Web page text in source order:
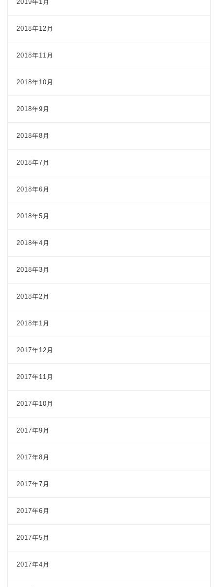
2019年1月
2018年12月
2018年11月
2018年10月
2018年9月
2018年8月
2018年7月
2018年6月
2018年5月
2018年4月
2018年3月
2018年2月
2018年1月
2017年12月
2017年11月
2017年10月
2017年9月
2017年8月
2017年7月
2017年6月
2017年5月
2017年4月